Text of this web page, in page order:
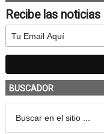
Recibe las
BUSCADOR